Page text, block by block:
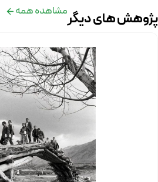
پژوهش های دیگرمشاهده همه